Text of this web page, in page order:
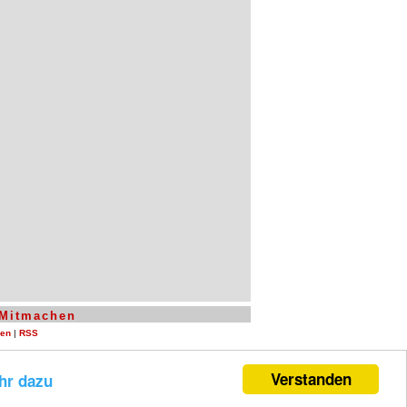
Verstanden
dazu
Mitmachen
| RSS